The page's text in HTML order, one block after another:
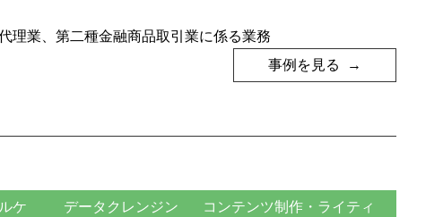
理業、第二種金融商品取引業に係る業務
事例を見る
ケ
データクレンジン
コンテンツ制作・ライティ